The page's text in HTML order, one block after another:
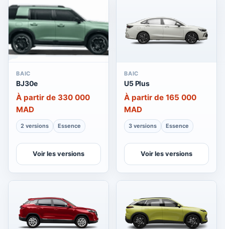
BAIC
BJ30e
À partir de 330 000
MAD
2 versions Essence
Voir les versions
BAIC
U5 Plus
À partir de 165 000
MAD
3 versions Essence
Voir les versions